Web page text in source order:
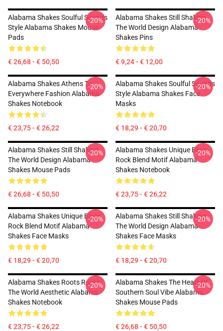
Alabama Shakes Soulful Sounds
Style Alabama Shakes Mouse
Pads
€ 26,68 - € 50,50
-20%
Alabama Shakes Still Shaking
The World Design Alabama
Shakes Pins
€ 9,24 - € 12,00
-20%
Alabama Shakes Athens To
Everywhere Fashion Alabama
Shakes Notebook
€ 23,75 - € 26,22
-20%
Alabama Shakes Soulful Sounds
Style Alabama Shakes Face
Masks
€ 18,29 - € 20,70
-20%
Alabama Shakes Still Shaking
The World Design Alabama
Shakes Mouse Pads
€ 26,68 - € 50,50
-20%
Alabama Shakes Unique Blues
Rock Blend Motif Alabama
Shakes Notebook
€ 23,75 - € 26,22
-20%
Alabama Shakes Unique Blues
Rock Blend Motif Alabama
Shakes Face Masks
€ 18,29 - € 20,70
-20%
Alabama Shakes Still Shaking
The World Design Alabama
Shakes Face Masks
€ 18,29 - € 20,70
-20%
Alabama Shakes Roots Rockin'
The World Aesthetic Alabama
Shakes Notebook
€ 23,75 - € 26,22
-20%
Alabama Shakes The Heart Of
Southern Soul Vibe Alabama
Shakes Mouse Pads
€ 26,68 - € 50,50
-20%